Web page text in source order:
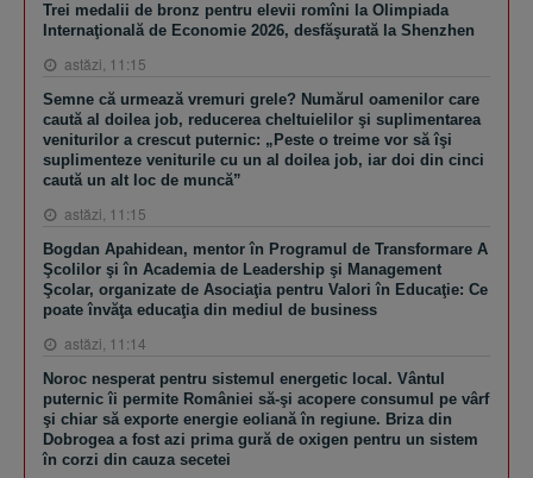
Trei medalii de bronz pentru elevii romîni la Olimpiada
Internaţională de Economie 2026, desfăşurată la Shenzhen
astăzi, 11:15
Semne că urmează vremuri grele? Numărul oamenilor care
caută al doilea job, reducerea cheltuielilor şi suplimentarea
veniturilor a crescut puternic: „Peste o treime vor să îşi
suplimenteze veniturile cu un al doilea job, iar doi din cinci
caută un alt loc de muncă”
astăzi, 11:15
Bogdan Apahidean, mentor în Programul de Transformare A
Şcolilor şi în Academia de Leadership şi Management
Şcolar, organizate de Asociaţia pentru Valori în Educaţie: Ce
poate învăţa educaţia din mediul de business
astăzi, 11:14
Noroc nesperat pentru sistemul energetic local. Vântul
puternic îi permite României să-şi acopere consumul pe vârf
şi chiar să exporte energie eoliană în regiune. Briza din
Dobrogea a fost azi prima gură de oxigen pentru un sistem
în corzi din cauza secetei